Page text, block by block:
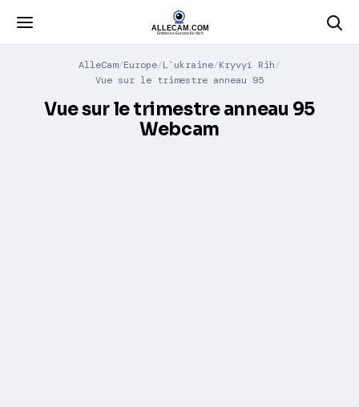
AlleCam Europe L`ukraine Kryvyï Rih
Vue sur le trimestre anneau 95
Vue sur le trimestre anneau 95
Webcam